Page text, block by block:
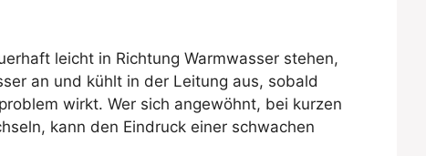
leicht in Richtung Warmwasser stehen,
an und kühlt in der Leitung aus, sobald
wirkt. Wer sich angewöhnt, bei kurzen
kann den Eindruck einer schwachen